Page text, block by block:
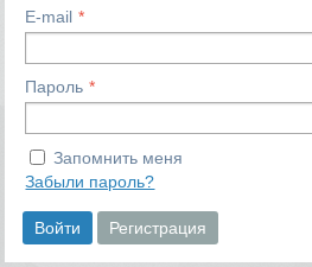
E-mail
Пароль
Запомнить меня
Забыли пароль?
Войти Регистрация